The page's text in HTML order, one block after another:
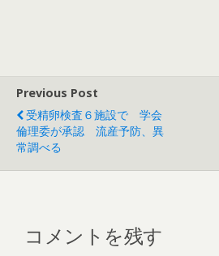
Previous Post
受精卵検査６施設で 学会
倫理委が承認 流産予防、異
常調べる
コメントを残す